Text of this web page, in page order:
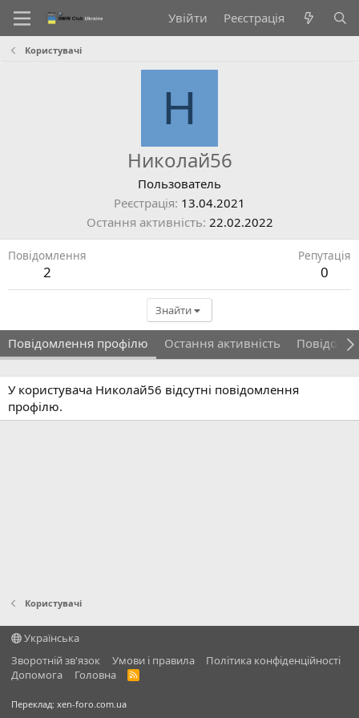
Увійти Реєстрація
Користувачі
Н
Николай56
Пользователь
Реєстрація 13.04.2021
Остання активність 22.02.2022
Повідомлення
2
Репутація
0
Знайти
Повідомлення профілю Остання активність
У користувача Николай56 відсутні повідомлення
профілю.
Користувачі
Українська
Зворотній зв'язок
Умови і правила
Політика конфіденційності
Дoпoмoга
Головна
R
Переклад: xen-foro.com.ua